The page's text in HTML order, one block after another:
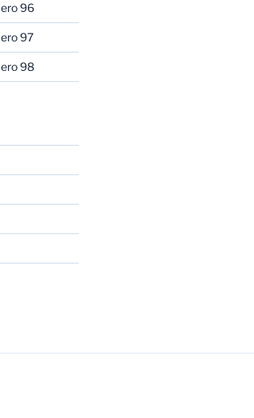
96
97
98